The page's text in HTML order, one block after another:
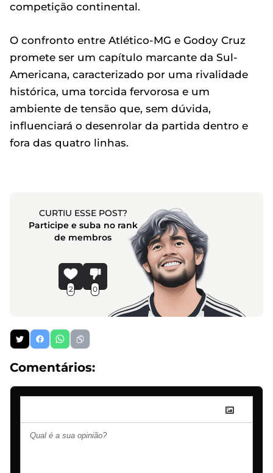
competição continental.
O confronto entre Atlético-MG e Godoy Cruz
promete ser um capítulo marcante da Sul-
Americana, caracterizado por uma rivalidade
histórica, uma torcida fervorosa e um
ambiente de tensão que, sem dúvida,
influenciará o desenrolar da partida dentro e
fora das quatro linhas.
CURTIU ESSE POST?
Participe e suba no rank
de membros
2 0
Comentários: